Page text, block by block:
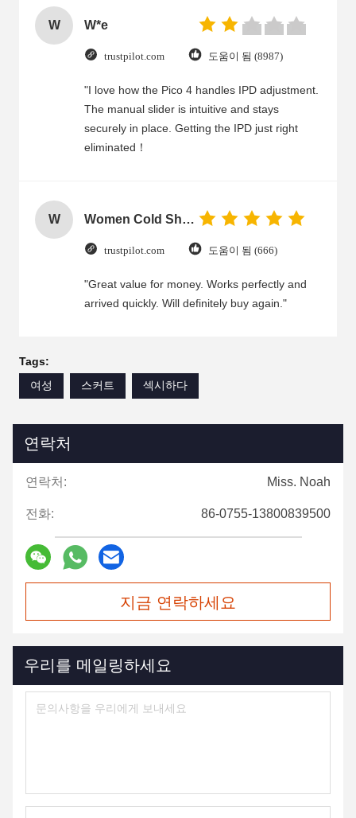
W W*e
trustpilot.com 도움이 됨 (8987)
"I love how the Pico 4 handles IPD adjustment.
The manual slider is intuitive and stays
securely in place. Getting the IPD just right
eliminated！
W Women Cold Shoulder V Neck Rayon Blouse
trustpilot.com 도움이 됨 (666)
"Great value for money. Works perfectly and
arrived quickly. Will definitely buy again."
Tags:
여성
스커트 섹시하다
연락처
연락처: Miss. Noah
전화: 86-0755-13800839500
지금 연락하세요
우리를 메일링하세요